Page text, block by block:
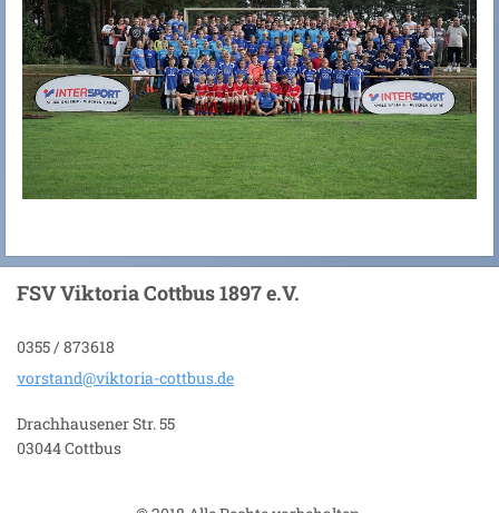
FSV Viktoria Cottbus 1897 e.V.
0355 / 873618
vorstand@viktoria-cottbus.de
Drachhausener Str. 55
03044 Cottbus